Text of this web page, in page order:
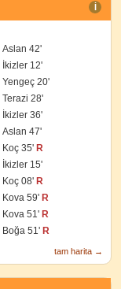
I
Aslan 42'
İkizler 12'
Yengeç 20'
Terazi 28'
İkizler 36'
Aslan 47'
Koç 35' R
İkizler 15'
Koç 08' R
Kova 59' R
Kova 51' R
Boğa 51' R
tam harita →